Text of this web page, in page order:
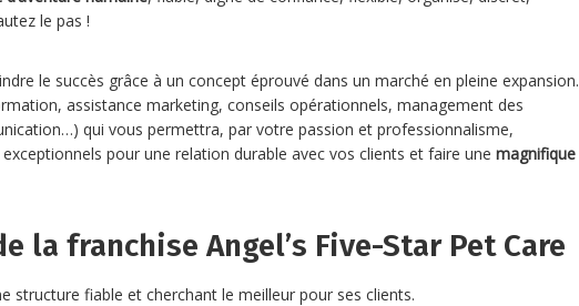
le pas !
le succès grâce à un concept éprouvé dans un marché en pleine expansion.
assistance marketing, conseils opérationnels, management des
qui vous permettra, par votre passion et professionnalisme,
pour une relation durable avec vos clients et faire une magnifique
la franchise Angel’s Five-Star Pet Care
structure fiable et cherchant le meilleur pour ses clients.